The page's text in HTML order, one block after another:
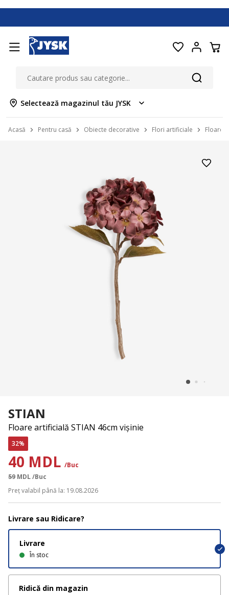
Selectează magazinul tău JYSK
Acasă Pentru casă Obiecte decorative Flori artificiale Floare
STIAN
Floare artificială STIAN 46cm vișinie
32%
40 MDL /Buc
59 MDL/Buc
Preț valabil până la: 19.08.2026
Livrare sau Ridicare?
Livrare
În stoc
Ridică din magazin